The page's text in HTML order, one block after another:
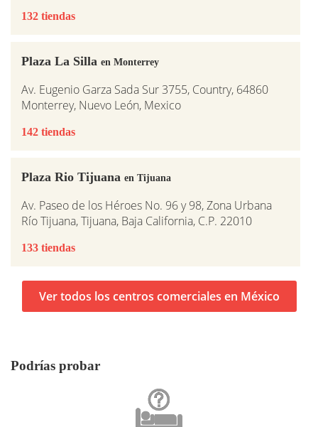
132 tiendas
Plaza La Silla en Monterrey
Av. Eugenio Garza Sada Sur 3755, Country, 64860
Monterrey, Nuevo León, Mexico
142 tiendas
Plaza Rio Tijuana en Tijuana
Av. Paseo de los Héroes No. 96 y 98, Zona Urbana
Río Tijuana, Tijuana, Baja California, C.P. 22010
133 tiendas
Ver todos los centros comerciales en México
Podrías probar